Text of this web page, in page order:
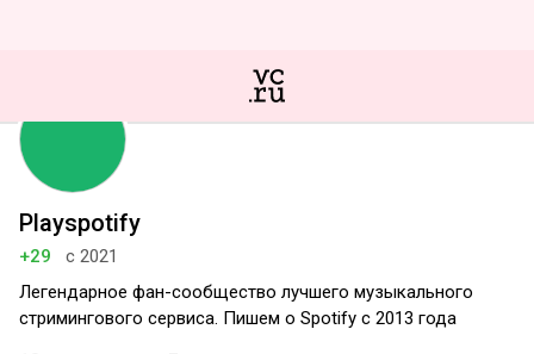
Playspotify
+29
с 2021
Легендарное фан-сообщество лучшего музыкального
стримингового сервиса. Пишем о Spotify c 2013 года